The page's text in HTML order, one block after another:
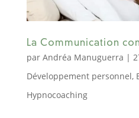
La Communication
par Andréa Manuguerra |
Développement personnel,
Hypnocoaching